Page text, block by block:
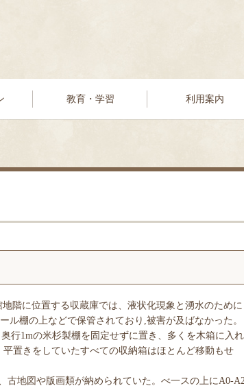
教育・学習 利用案内
階に位置する収蔵庫では、液状化現象と湧水のために
ル棚の上などで保管されており,被害が及ばなかった。
行1mの米杉製棚を固定せずに置き、多くを木箱に入れ
置きをしていたすべての収納箱はほとんど移動もせ
古地図や版画類が納められていた。べ一スの上にA0-